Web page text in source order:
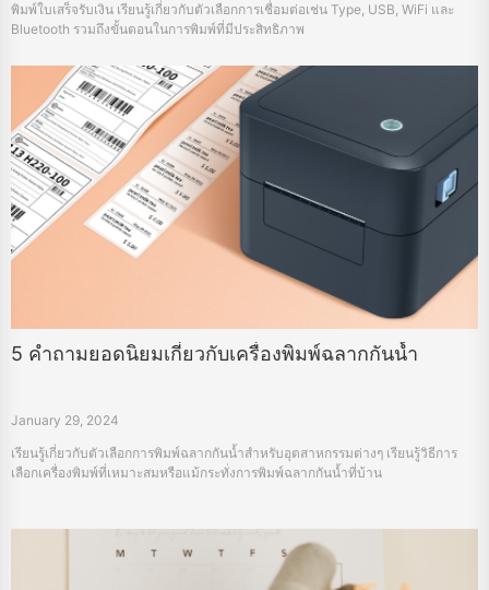
พิมพ์ใบเสร็จรับเงิน เรียนรู้เกี่ยวกับตัวเลือกการเชื่อมต่อเช่น Type, USB, WiFi และ
Bluetooth รวมถึงขั้นตอนในการพิมพ์ที่มีประสิทธิภาพ
5 คำถามยอดนิยมเกี่ยวกับเครื่องพิมพ์ฉลากกันน้ำ
January 29, 2024
เรียนรู้เกี่ยวกับตัวเลือกการพิมพ์ฉลากกันน้ำสำหรับอุตสาหกรรมต่างๆ เรียนรู้วิธีการ
เลือกเครื่องพิมพ์ที่เหมาะสมหรือแม้กระทั่งการพิมพ์ฉลากกันน้ำที่บ้าน